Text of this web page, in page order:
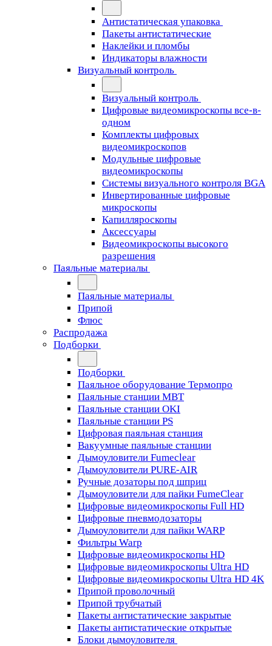
Антистатическая упаковка
Пакеты антистатические
Наклейки и пломбы
Индикаторы влажности
Визуальный контроль
Визуальный контроль
Цифровые видеомикроскопы все-в-
одном
Комплекты цифровых
видеомикроскопов
Модульные цифровые
видеомикроскопы
Cистемы визуального контроля BGA
Инвертированные цифровые
микроскопы
Капилляроскопы
Аксессуары
Видеомикроскопы высокого
разрешения
Паяльные материалы
Паяльные материалы
Припой
Флюс
Распродажа
Подборки
Подборки
Паяльное оборудование Термопро
Паяльные станции MBT
Паяльные станции OKI
Паяльные станции PS
Цифровая паяльная станция
Вакуумные паяльные станции
Дымоуловители Fumeclear
Дымоуловители PURE-AIR
Ручные дозаторы под шприц
Дымоуловители для пайки FumeClear
Цифровые видеомикроскопы Full HD
Цифровые пневмодозаторы
Дымоуловители для пайки WARP
Фильтры Warp
Цифровые видеомикроскопы HD
Цифровые видеомикроскопы Ultra HD
Цифровые видеомикроскопы Ultra HD 4K
Припой проволочный
Припой трубчатый
Пакеты антистатические закрытые
Пакеты антистатические открытые
Блоки дымоуловителя